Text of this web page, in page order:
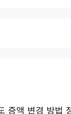
증액 변경 방법